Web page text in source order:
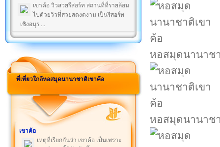
เขาค้อ วิวสวยรีสอร์ท สถานที่ที่รายล้อม
ไปด้วยวิวที่สวยสดงดงาม เป็นรีสอร์ท
เชิงอนุร ...
ที่เที่ยวใกล้หอสมุดนานาชาติเขาค้อ
เขาค้อ
เหตุที่เรียกกันว่า เขาค้อ เป็นเพราะ
หอสมุดนานาช
หอสมุดนานาช